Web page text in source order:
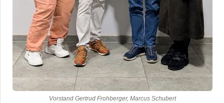
Vorstand Gertrud Frohberger, Marcus Schubert